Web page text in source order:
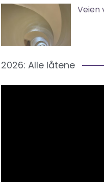
Veien
2026: Alle låtene